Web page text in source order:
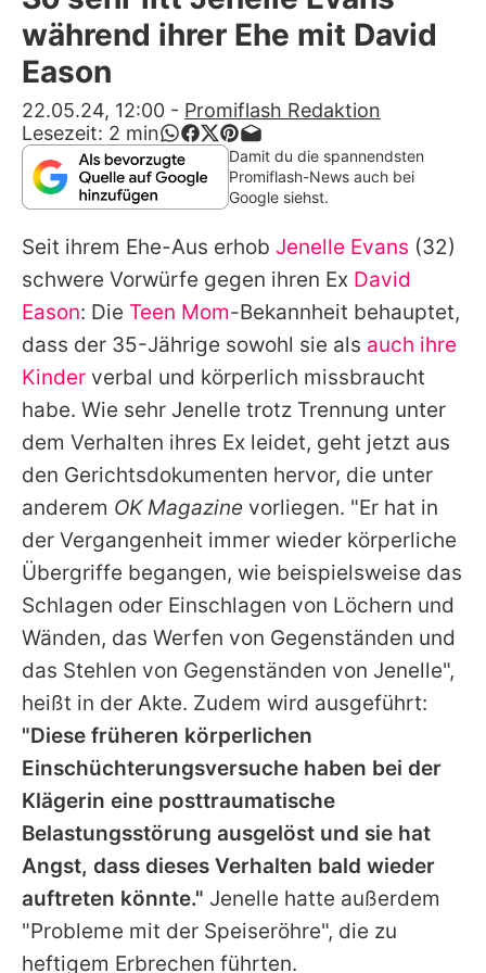
Alle Themen auf Promiflash
App runterladen
Team
Redaktionelle Richtlinien
Impressum
Datenschutzerklärung
Nutzungsbedingungen
Utiq verwalten
während ihrer Ehe mit David
Eason
22.05.24, 12:00 - Promiflash Redaktion
Lesezeit: 2 min
Damit du die spannendsten
Promiflash-News auch bei
Google siehst.
Seit ihrem Ehe-Aus erhob Jenelle Evans (32)
schwere Vorwürfe gegen ihren Ex David
Eason: Die Teen Mom-Bekannheit behauptet,
dass der 35-Jährige sowohl sie als auch ihre
Kinder verbal und körperlich missbraucht
habe. Wie sehr Jenelle trotz Trennung unter
dem Verhalten ihres Ex leidet, geht jetzt aus
den Gerichtsdokumenten hervor, die unter
anderem OK Magazine vorliegen. "Er hat in
der Vergangenheit immer wieder körperliche
Übergriffe begangen, wie beispielsweise das
Schlagen oder Einschlagen von Löchern und
Wänden, das Werfen von Gegenständen und
das Stehlen von Gegenständen von Jenelle",
heißt in der Akte. Zudem wird ausgeführt:
"Diese früheren körperlichen
Einschüchterungsversuche haben bei der
Klägerin eine posttraumatische
Belastungsstörung ausgelöst und sie hat
Angst, dass dieses Verhalten bald wieder
auftreten könnte." Jenelle hatte außerdem
"Probleme mit der Speiseröhre", die zu
heftigem Erbrechen führten.